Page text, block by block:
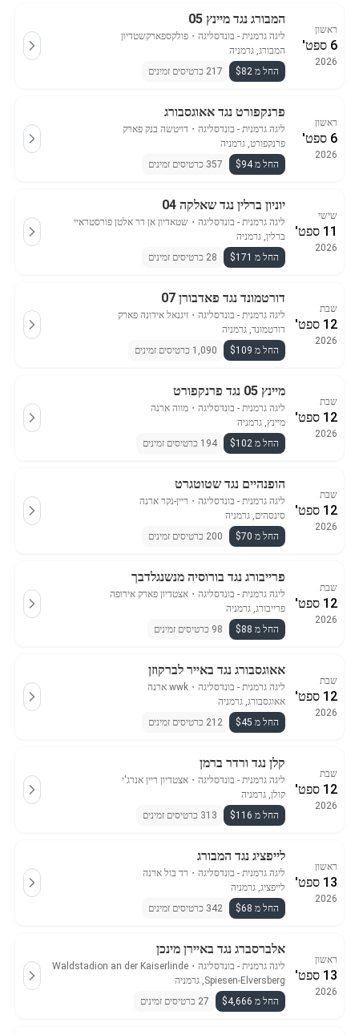
ראשון
6 ספט'
2026
המבורג נגד מיינץ 05
ליגה גרמנית - בונדסליגה ・ פולקספארקשטדיון
המבורג, גרמניה
החל מ $82
217 כרטיסים זמינים
ראשון
6 ספט'
2026
פרנקפורט נגד אאוגסבורג
ליגה גרמנית - בונדסליגה ・ דויטשה בנק פארק
פרנקפורט, גרמניה
החל מ $94
357 כרטיסים זמינים
שישי
11 ספט'
2026
יוניון ברלין נגד שאלקה 04
ליגה גרמנית - בונדסליגה ・ שטאדיון אן דר אלטן פורסטראיי
ברלין, גרמניה
החל מ $171
28 כרטיסים זמינים
שבת
12 ספט'
2026
דורטמונד נגד פאדבורן 07
ליגה גרמנית - בונדסליגה ・ זיגנאל אידונה פארק
דורטמונד, גרמניה
החל מ $109
1,090 כרטיסים זמינים
שבת
12 ספט'
2026
מיינץ 05 נגד פרנקפורט
ליגה גרמנית - בונדסליגה ・ מווה ארנה
מיינץ, גרמניה
החל מ $102
194 כרטיסים זמינים
שבת
12 ספט'
2026
הופנהיים נגד שטוטגרט
ליגה גרמנית - בונדסליגה ・ ריין-נקר ארנה
סינסהים, גרמניה
החל מ $70
200 כרטיסים זמינים
שבת
12 ספט'
2026
פרייבורג נגד בורוסיה מנשנגלדבך
ליגה גרמנית - בונדסליגה ・ אצטדיון פארק אירופה
פרייבורג, גרמניה
החל מ $88
98 כרטיסים זמינים
שבת
12 ספט'
2026
אאוגסבורג נגד באייר לברקוזן
ליגה גרמנית - בונדסליגה ・ wwk ארנה
אאוגסבורג, גרמניה
החל מ $45
212 כרטיסים זמינים
שבת
12 ספט'
2026
קלן נגד ורדר ברמן
ליגה גרמנית - בונדסליגה ・ אצטדיון ריין אנרג'י
קולן, גרמניה
החל מ $116
313 כרטיסים זמינים
ראשון
13 ספט'
2026
לייפציג נגד המבורג
ליגה גרמנית - בונדסליגה ・ רד בול ארנה
לייפציג, גרמניה
החל מ $68
342 כרטיסים זמינים
ראשון
13 ספט'
2026
אלברסברג נגד באיירן מינכן
ליגה גרמנית - בונדסליגה ・
Waldstadion an der Kaiserlinde
Spiesen-Elversberg, גרמניה
החל מ $4,666
27 כרטיסים זמינים